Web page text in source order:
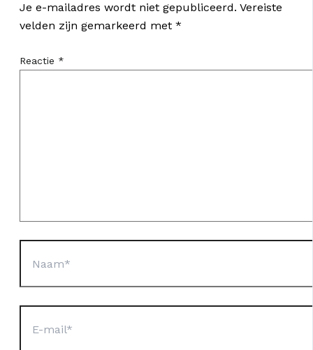
Je e-mailadres wordt niet gepubliceerd. Vereiste
velden zijn gemarkeerd met *
Reactie *
mail*